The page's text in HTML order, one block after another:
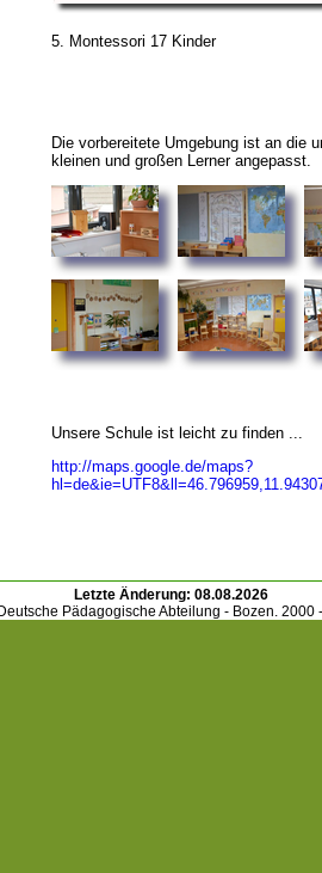
5. Montessori 17 Kinder
Die vorbereitete Umgebung ist an die
kleinen und großen Lerner angepasst.
Unsere Schule ist leicht zu finden ...
http://maps.google.de/maps?
Letzte Änderung: 08.08.2026
Pädagogische Abteilung - Bozen. 2000